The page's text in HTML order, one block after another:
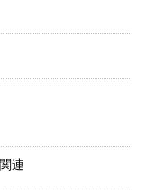
連